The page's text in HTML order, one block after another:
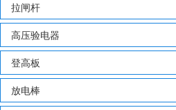
拉闸杆
高压验电器
登高板
放电棒